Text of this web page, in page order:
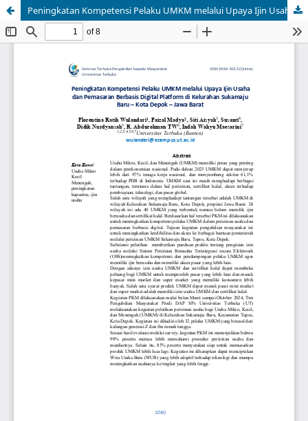
Peningkatan Kompetensi Pelaku UMKM melalui Upaya Ijin Usaha dan Pemasaran Berbasis Digital Platform di Kelurahan Sukamaju Baru – Kota Depok – Jawa Barat